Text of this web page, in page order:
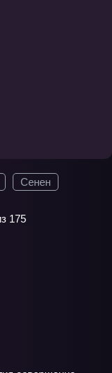
Сенен
175